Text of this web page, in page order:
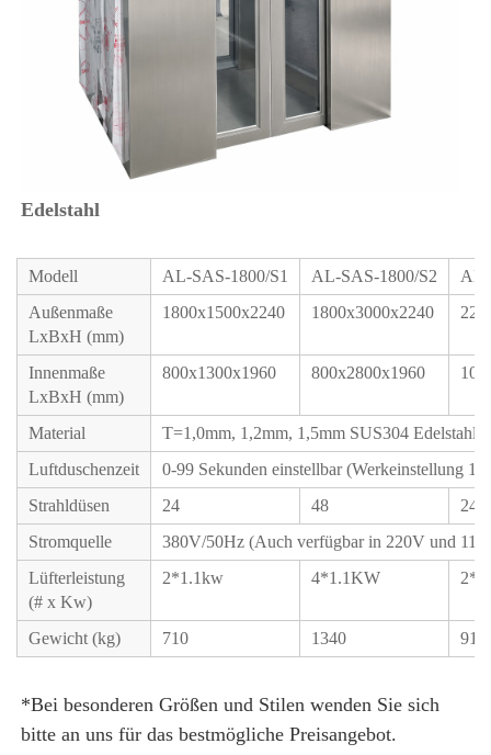
Edelstahl
Modell AL-SAS-1800/S1 AL-SAS-1800/S2
AL-
Außenmaße
LxBxH (mm)
1800x1500x2240 1800x3000x2240
Innenmaße
LxBxH (mm)
800x1300x1960 800x2800x1960
Material
T=1,0mm, 1,2mm, 1,5mm SUS304 Edelstahl
Luftduschenzeit
0-99 Sekunden einstellbar (Werkeinstellung
Strahldüsen
24 48
24
Stromquelle
380V/50Hz (Auch verfügbar in 220V und
Lüfterleistung
(# x Kw)
2*1.1kw 4*1.1KW
Gewicht (kg) 710 1340 910
*Bei besonderen Größen und Stilen wenden Sie sich
bitte an uns für das bestmögliche Preisangebot.